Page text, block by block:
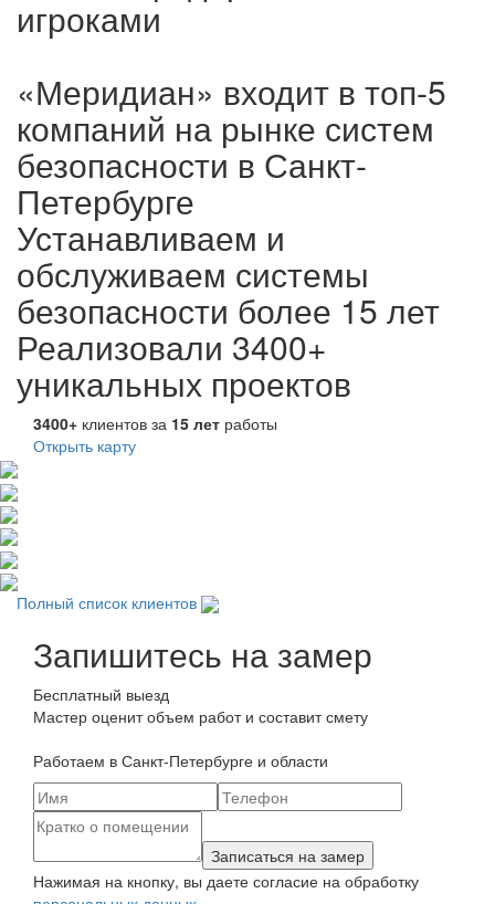
игроками
«Меридиан» входит в топ-5
компаний на рынке систем
безопасности в Санкт-
Петербурге
Устанавливаем и
обслуживаем системы
безопасности более 15 лет
Реализовали 3400+
уникальных проектов
3400+ клиентов за 15 лет работы
Открыть карту
Полный список клиентов
Запишитесь на замер
Бесплатный выезд
Мастер оценит объем работ и составит смету
Работаем в Санкт-Петербурге и области
Нажимая на кнопку, вы даете согласие на обработку